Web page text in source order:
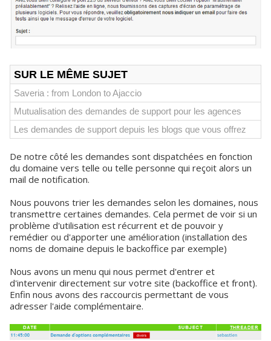
SUR LE MÊME SUJET
Saveria : from London to Ajaccio
Mutualisation des demandes de support pour les agences
Les demandes de support depuis les blogs que vous offrez
De notre côté les demandes sont dispatchées en fonction
du domaine vers telle ou telle personne qui reçoit alors un
mail de notification.
Nous pouvons trier les demandes selon les domaines, nous
transmettre certaines demandes. Cela permet de voir si un
problème d'utilisation est récurrent et de pouvoir y
remédier ou d'apporter une amélioration (installation des
noms de domaine depuis le backoffice par exemple)
Nous avons un menu qui nous permet d'entrer et
d'intervenir directement sur votre site (backoffice et front).
Enfin nous avons des raccourcis permettant de vous
adresser l'aide complémentaire.